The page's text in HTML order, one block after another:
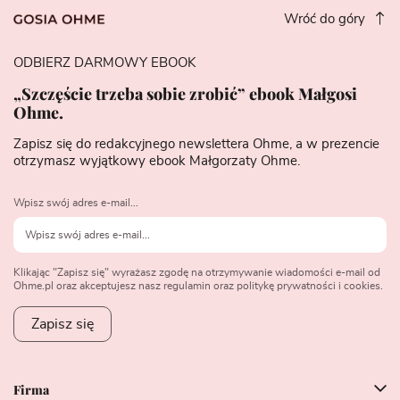
Wróć do góry
Firma
ODBIERZ DARMOWY EBOOK
„Szczęście trzeba sobie zrobić” ebook Małgosi
Ohme.
Zapisz się do redakcyjnego newslettera Ohme, a w prezencie
otrzymasz wyjątkowy ebook Małgorzaty Ohme.
Wpisz swój adres e-mail...
Klikając "Zapisz się" wyrażasz zgodę na otrzymywanie wiadomości e-mail od
Ohme.pl oraz akceptujesz nasz regulamin oraz politykę prywatności i cookies.
Zapisz się